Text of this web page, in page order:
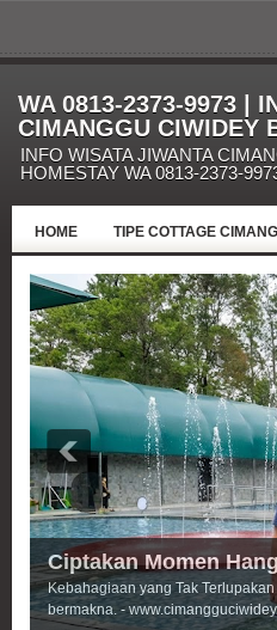
WA 0813-2373-9973 |
CIMANGGU CIWIDEY
INFO WISATA JIWANTA
HOMESTAY WA 0813-2373-
HOME TIPE COTTAGE
Ciptakan Momen
Kebahagiaan yang Tak
bermakna. -